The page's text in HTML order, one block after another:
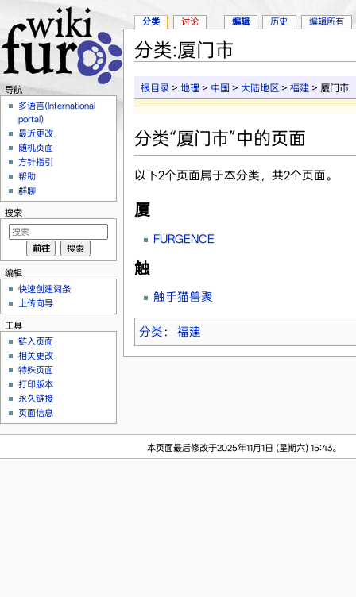
分类:厦门市
根目录 >地理 > 中国 >大陆地区 >福建 > 厦门市
分类“厦门市”中的页面
以下2个页面属于本分类，共2个页面。
厦
FURGENCE
触
触手猫兽聚
分类 ： 福建
分类 讨论 编辑 历史 编辑所有
导航
多语言(International
portal)
最近更改
随机页面
方针指引
帮助
群聊
搜索
编辑
快速创建词条
上传向导
工具
链入页面
相关更改
特殊页面
打印版本
永久链接
页面信息
本页面最后修改于2025年11月1日 (星期六) 15:43。